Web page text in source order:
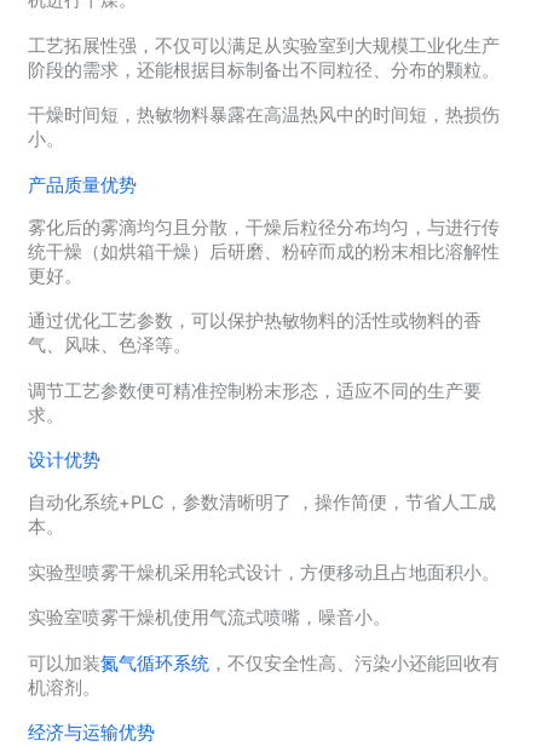
工艺拓展性强，不仅可以满足从实验室到大规模工业化生产
阶段的需求，还能根据目标制备出不同粒径、分布的颗粒。
干燥时间短，热敏物料暴露在高温热风中的时间短，热损伤
小。
产品质量优势
雾化后的雾滴均匀且分散，干燥后粒径分布均匀，与进行传
统干燥（如烘箱干燥）后研磨、粉碎而成的粉末相比溶解性
更好。
通过优化工艺参数，可以保护热敏物料的活性或物料的香
气、风味、色泽等。
调节工艺参数便可精准控制粉末形态，适应不同的生产要
求。
设计优势
自动化系统+PLC，参数清晰明了 ，操作简便，节省人工成
本。
实验型喷雾干燥机采用轮式设计，方便移动且占地面积小。
实验室喷雾干燥机使用气流式喷嘴，噪音小。
可以加装氮气循环系统，不仅安全性高、污染小还能回收有
机溶剂。
经济与运输优势